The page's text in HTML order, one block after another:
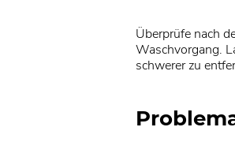
Überprüfe nach
Waschvorgang.
schwerer zu